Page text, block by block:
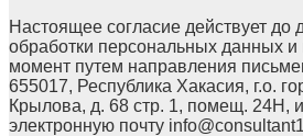
Настоящее согласие действует до
обработки персональных данных
момент путем направления
655017, Республика Хакасия, г.о.
Крылова, д. 68 стр. 1, помещ. 24Н,
электронную почту